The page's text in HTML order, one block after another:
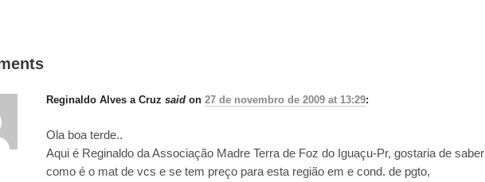
Reginaldo Alves a Cruz said on27 de novembro de 2009 at 13:29:
Ola boa terde..
Aqui é Reginaldo da Associação Madre Terra de Foz do Iguaçu-Pr, gostaria de saber
como é o mat de vcs e se tem preço para esta região em e cond. de pgto,